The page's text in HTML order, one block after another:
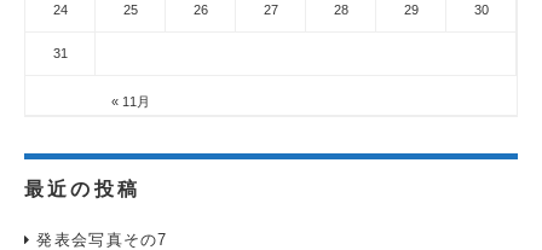
« 11月
24 25 26 27 28 29 30
31
最近の投稿
発表会写真その7